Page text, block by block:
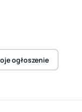
ogłoszenie